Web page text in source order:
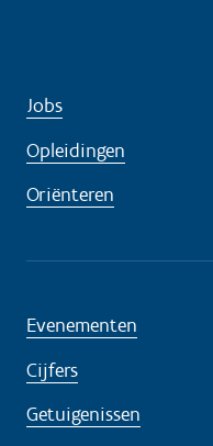
Jobs
Opleidingen
Oriënteren
Evenementen
Cijfers
Getuigenissen